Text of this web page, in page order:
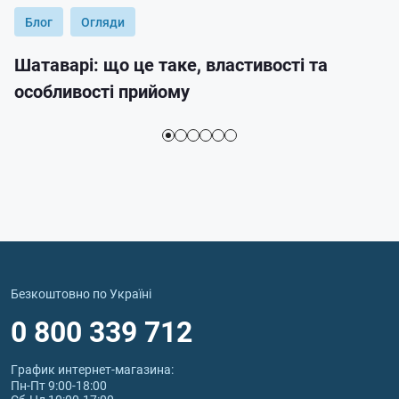
Блог Огляди
Шатаварі: що це таке, властивості та
особливості прийому
Безкоштовно по Україні
0 800 339 712
График интернет‑магазина:
Пн-Пт 9:00-18:00